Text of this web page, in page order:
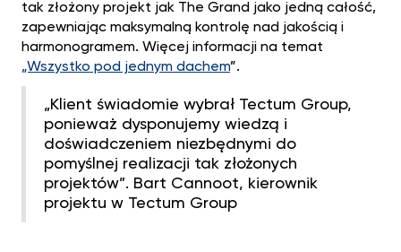
tak złożony projekt jak The Grand jako jedną całość,
zapewniając maksymalną kontrolę nad jakością i
harmonogramem. Więcej informacji na temat
„Wszystko pod jednym dachem”.
„Klient świadomie wybrał Tectum Group,
ponieważ dysponujemy wiedzą i
doświadczeniem niezbędnymi do
pomyślnej realizacji tak złożonych
projektów”. Bart Cannoot, kierownik
projektu w Tectum Group